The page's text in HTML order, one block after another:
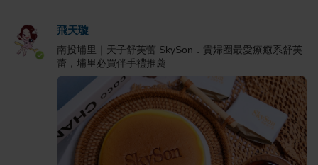
飛天璇
南投埔里｜天子舒芙蕾 SkySon．貴婦圈最愛療癒系舒芙
蕾，埔里必買伴手禮推薦